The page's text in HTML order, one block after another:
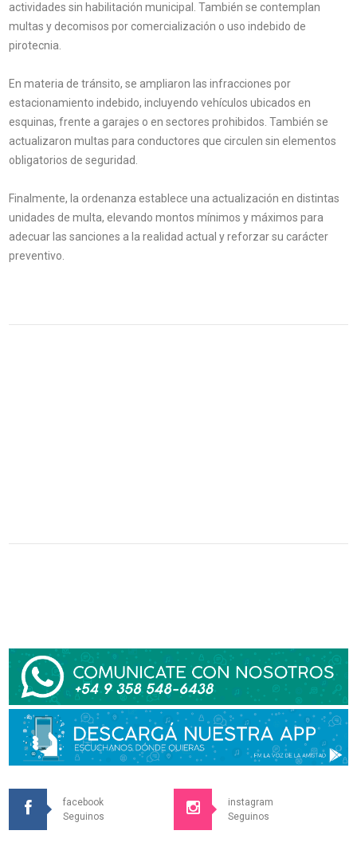
actividades sin habilitación municipal. También se contemplan
multas y decomisos por comercialización o uso indebido de
pirotecnia.
En materia de tránsito, se ampliaron las infracciones por
estacionamiento indebido, incluyendo vehículos ubicados en
esquinas, frente a garajes o en sectores prohibidos. También se
actualizaron multas para conductores que circulen sin elementos
obligatorios de seguridad.
Finalmente, la ordenanza establece una actualización en distintas
unidades de multa, elevando montos mínimos y máximos para
adecuar las sanciones a la realidad actual y reforzar su carácter
preventivo.
facebook
Seguinos
instagram
Seguinos